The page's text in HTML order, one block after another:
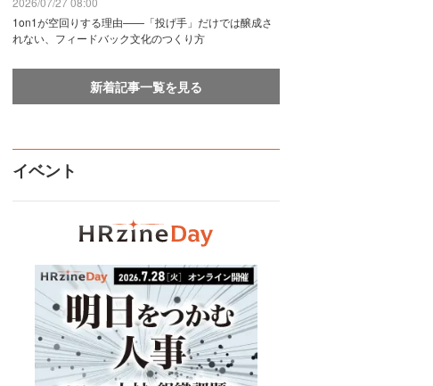
1on1が空回りする理由——「投げ手」だけでは醸成さ
れない、フィードバック文化のつくり方
新着記事一覧を見る
イベント